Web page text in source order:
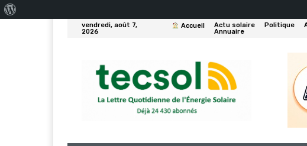
vendredi, août 7,
2026
Accueil Actu solaire Politique
Annuaire